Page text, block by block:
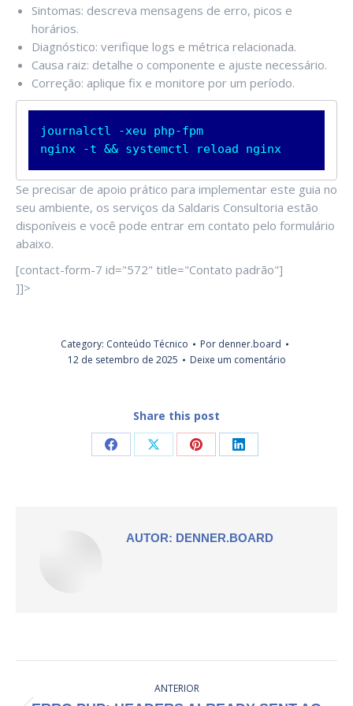
Sintomas: descreva mensagens de erro, picos e
horários.
Diagnóstico: verifique logs e métrica relacionada.
Causa raiz: detalhe o componente e ajuste necessário.
Correção: aplique fix e monitore por um período.
journalctl -xeu php-fpm
nginx -t && systemctl reload nginx
Se precisar de apoio prático para implementar este guia no
seu ambiente, os serviços da Saldaris Consultoria estão
disponíveis e você pode entrar em contato pelo formulário
abaixo.
[contact-form-7 id="572" title="Contato padrão"]
]]>
Category: Conteúdo Técnico Por denner.board
12 de setembro de 2025
Deixe um comentário
Share this post
CompartilharCompartilharCompartilharCompartilhar
AUTOR: DENNER.BOARD
ANTERIOR